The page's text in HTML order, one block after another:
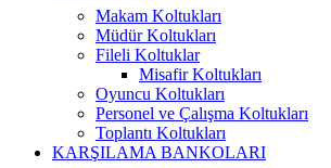
Makam Koltukları
Müdür Koltukları
Fileli Koltuklar
Misafir Koltukları
Oyuncu Koltukları
Personel ve Çalışma Koltukları
Toplantı Koltukları
KARŞILAMA BANKOLARI